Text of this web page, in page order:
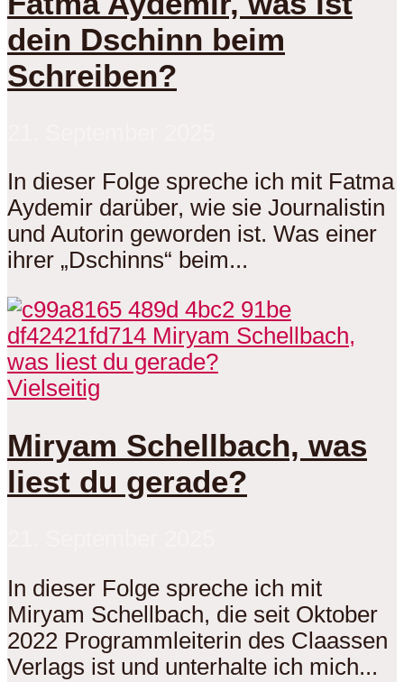
dein Dschinn beim
Schreiben?
In dieser Folge spreche ich mit Fatma
Aydemir darüber, wie sie Journalistin
und Autorin geworden ist. Was einer
ihrer „Dschinns“ beim...
Vielseitig
Miryam Schellbach, was
liest du gerade?
In dieser Folge spreche ich mit
Miryam Schellbach, die seit Oktober
2022 Programmleiterin des Claassen
Verlags ist und unterhalte ich mich...